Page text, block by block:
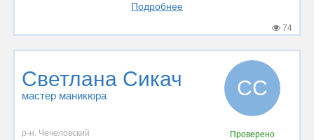
Подробнее
74
Светлана Сикач
мастер маникюра СС
р-н. Чечеловский
Проверено